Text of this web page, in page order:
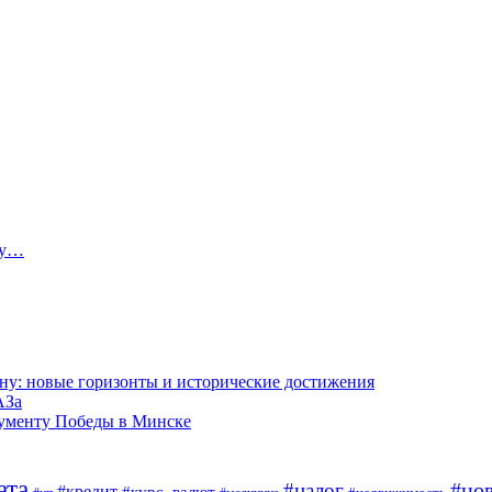
новые горизонты и исторические достижения
Победы в Минске